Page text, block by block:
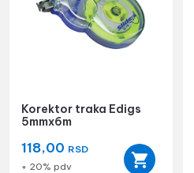
Korektor traka Edigs
5mmx6m
118,00 RSD
+ 20% pdv